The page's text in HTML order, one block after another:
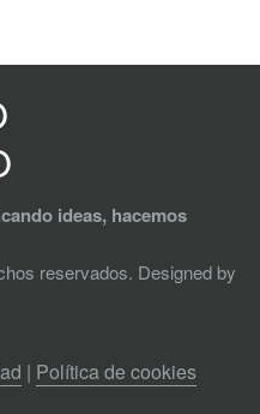
ideas, hacemos
reservados. Designed by
| Política de cookies